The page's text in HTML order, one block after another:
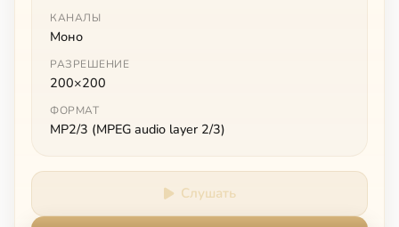
КАНАЛЫ
Моно
РАЗРЕШЕНИЕ
200×200
ФОРМАТ
MP2/3 (MPEG audio layer 2/3)
Слушать